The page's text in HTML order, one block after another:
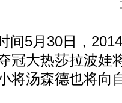
间5月30日，
冠大热莎拉波娃
将汤森德也将向